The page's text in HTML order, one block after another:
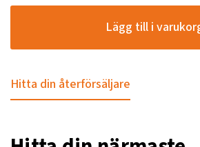
Lägg till i
Hitta din återförsäljare